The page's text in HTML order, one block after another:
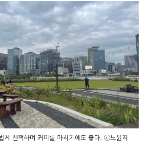
게 산책하며 커피를 마시기에도 좋다. ⓒ노윤지